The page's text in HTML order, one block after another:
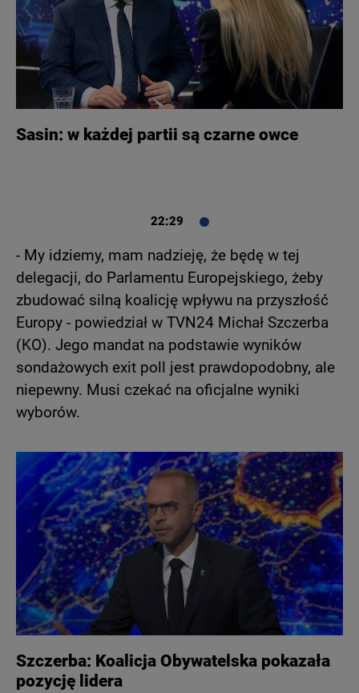
Sasin: w każdej partii są czarne owce
22:29
- My idziemy, mam nadzieję, że będę w tej
delegacji, do Parlamentu Europejskiego, żeby
zbudować silną koalicję wpływu na przyszłość
Europy - powiedział w TVN24 Michał Szczerba
(KO). Jego mandat na podstawie wyników
sondażowych exit poll jest prawdopodobny, ale
niepewny. Musi czekać na oficjalne wyniki
wyborów.
Szczerba: Koalicja Obywatelska pokazała
pozycję lidera